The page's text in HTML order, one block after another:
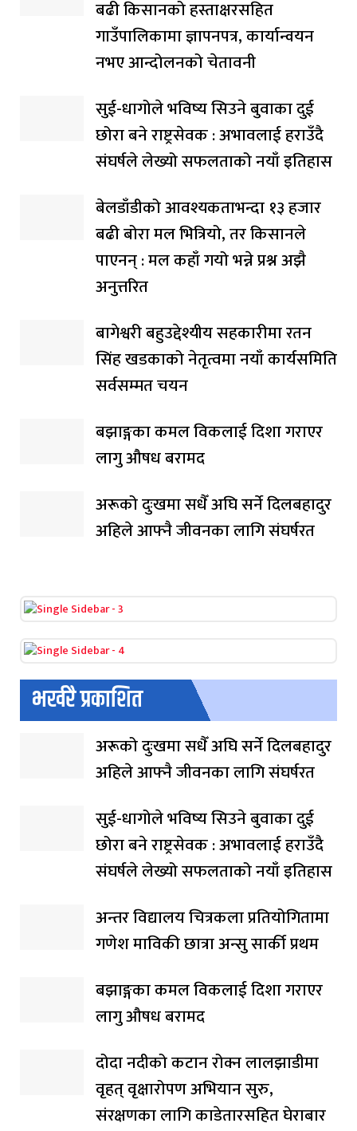
बढी किसानको हस्ताक्षरसहित
गाउँपालिकामा ज्ञापनपत्र, कार्यान्वयन
नभए आन्दोलनको चेतावनी
सुई-धागोले भविष्य सिउने बुवाका दुई
छोरा बने राष्ट्रसेवक : अभावलाई हराउँदै
संघर्षले लेख्यो सफलताको नयाँ इतिहास
बेलडाँडीको आवश्यकताभन्दा १३ हजार
बढी बोरा मल भित्रियो, तर किसानले
पाएनन् : मल कहाँ गयो भन्ने प्रश्न अझै
अनुत्तरित
बागेश्वरी बहुउद्देश्यीय सहकारीमा रतन
सिंह खडकाको नेतृत्वमा नयाँ कार्यसमिति
सर्वसम्मत चयन
बझाङ्गका कमल विकलाई दिशा गराएर
लागु औषध बरामद
अरूको दुःखमा सधैँ अघि सर्ने दिलबहादुर
अहिले आफ्नै जीवनका लागि संघर्षरत
भर्खरै प्रकाशित
अरूको दुःखमा सधैँ अघि सर्ने दिलबहादुर
अहिले आफ्नै जीवनका लागि संघर्षरत
सुई-धागोले भविष्य सिउने बुवाका दुई
छोरा बने राष्ट्रसेवक : अभावलाई हराउँदै
संघर्षले लेख्यो सफलताको नयाँ इतिहास
अन्तर विद्यालय चित्रकला प्रतियोगितामा
गणेश माविकी छात्रा अन्सु सार्की प्रथम
बझाङ्गका कमल विकलाई दिशा गराएर
लागु औषध बरामद
दोदा नदीको कटान रोक्न लालझाडीमा
वृहत् वृक्षारोपण अभियान सुरु,
संरक्षणका लागि काडेतारसहित घेराबार